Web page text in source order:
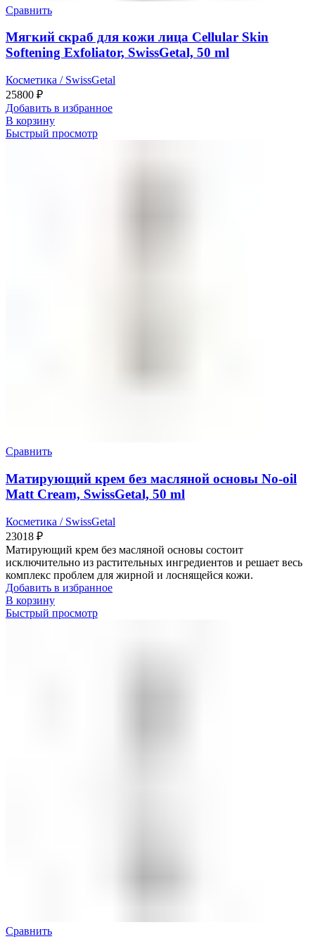
Сравнить
Мягкий скраб для кожи лица Cellular Skin
Softening Exfoliator, SwissGetal, 50 ml
Косметика / SwissGetal
25800 ₽
Добавить в избранное
В корзину
Быстрый просмотр
Сравнить
Матирующий крем без масляной основы No-oil
Matt Cream, SwissGetal, 50 ml
Косметика / SwissGetal
23018 ₽
Матирующий крем без масляной основы состоит
исключительно из растительных ингредиентов и решает весь
комплекс проблем для жирной и лоснящейся кожи.
Добавить в избранное
В корзину
Быстрый просмотр
Сравнить